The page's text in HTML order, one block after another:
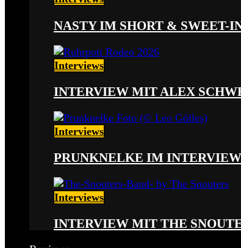
NASTY IM SHORT & SWEET-
Interviews
INTERVIEW MIT ALEX
Interviews
PRUNKNELKE IM INTERVIEW
Interviews
INTERVIEW MIT THE